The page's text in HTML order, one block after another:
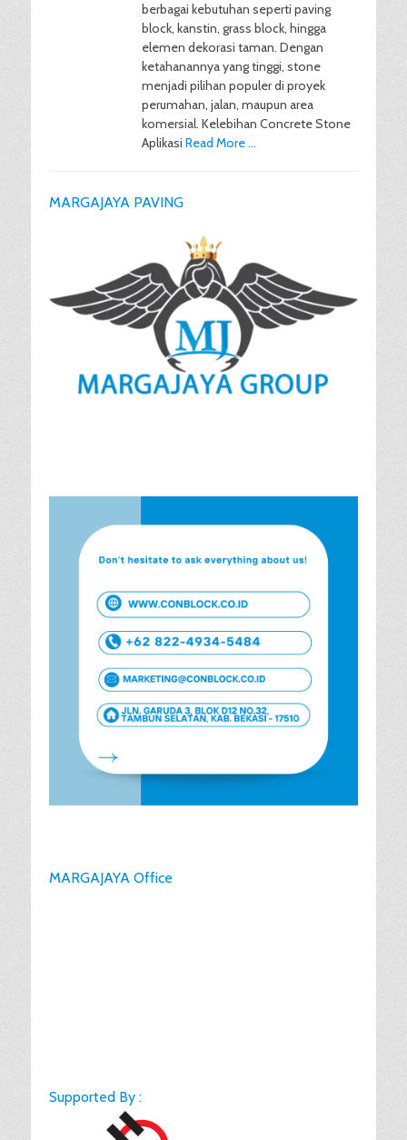
berbagai kebutuhan seperti paving
block, kanstin, grass block, hingga
elemen dekorasi taman. Dengan
ketahanannya yang tinggi, stone
menjadi pilihan populer di proyek
perumahan, jalan, maupun area
komersial. Kelebihan Concrete Stone
Aplikasi Read More …
MARGAJAYA PAVING
MARGAJAYA Office
Supported By :